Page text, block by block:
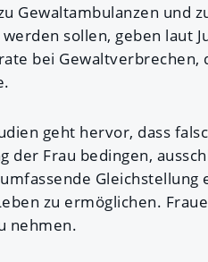
Gewaltambulanzen und
sollen, geben laut
bei
geht hervor, dass
der Frau bedingen,
zu ermöglichen.
nehmen.